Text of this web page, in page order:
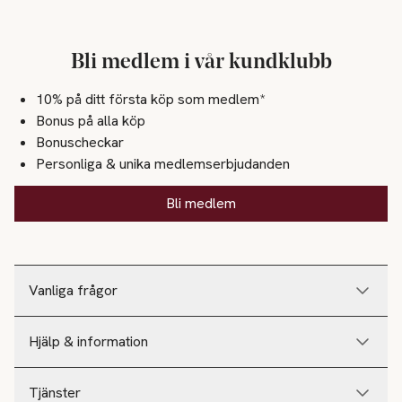
Vanliga frågor
Hjälp & information
Tjänster
Bli medlem i vår kundklubb
10% på ditt första köp som medlem*
Bonus på alla köp
Bonuscheckar
Personliga & unika medlemserbjudanden
Bli medlem